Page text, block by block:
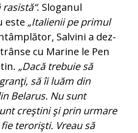
. Slo­ganul
este „Italienii pe pri­mul
Salvini a dez­
cu Marine le Pen
„Dacă trebuie să
să îi luăm din
Belarus. Nu sunt
creştini şi prin ur­ma­re
terorişti. Vreau să